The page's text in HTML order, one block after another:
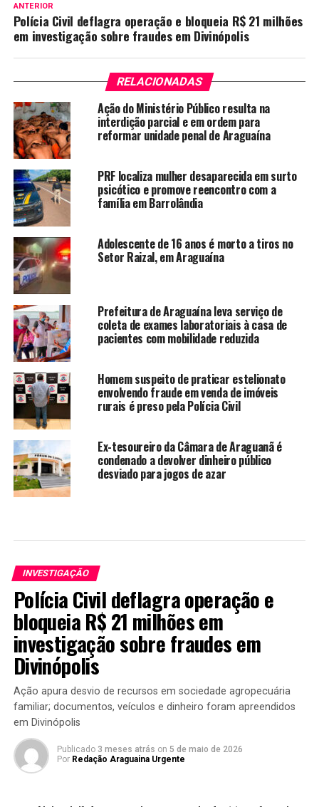
ANTERIOR
Polícia Civil deflagra operação e bloqueia R$ 21 milhões
em investigação sobre fraudes em Divinópolis
RELACIONADAS
Ação do Ministério Público resulta na
interdição parcial e em ordem para
reformar unidade penal de Araguaína
PRF localiza mulher desaparecida em surto
psicótico e promove reencontro com a
família em Barrolândia
Adolescente de 16 anos é morto a tiros no
Setor Raizal, em Araguaína
Prefeitura de Araguaína leva serviço de
coleta de exames laboratoriais à casa de
pacientes com mobilidade reduzida
Homem suspeito de praticar estelionato
envolvendo fraude em venda de imóveis
rurais é preso pela Polícia Civil
Ex-tesoureiro da Câmara de Araguanã é
condenado a devolver dinheiro público
desviado para jogos de azar
INVESTIGAÇÃO
Polícia Civil deflagra operação e
bloqueia R$ 21 milhões em
investigação sobre fraudes em
Divinópolis
Ação apura desvio de recursos em sociedade agropecuária
familiar; documentos, veículos e dinheiro foram apreendidos
em Divinópolis
Publicado 3 meses atrás on 5 de maio de 2026
Por Redação Araguaina Urgente